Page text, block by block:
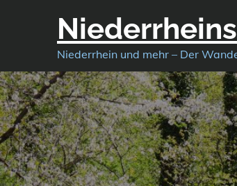
Niederrhein und mehr – Der